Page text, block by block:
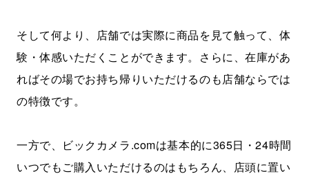
そして何より、店舗では実際に商品を見て触って、体
験・体感いただくことができます。さらに、在庫があ
ればその場でお持ち帰りいただけるのも店舗ならでは
の特徴です。
一方で、ビックカメラ.comは基本的に365日・24時間
いつでもご購入いただけるのはもちろん、店頭に置い